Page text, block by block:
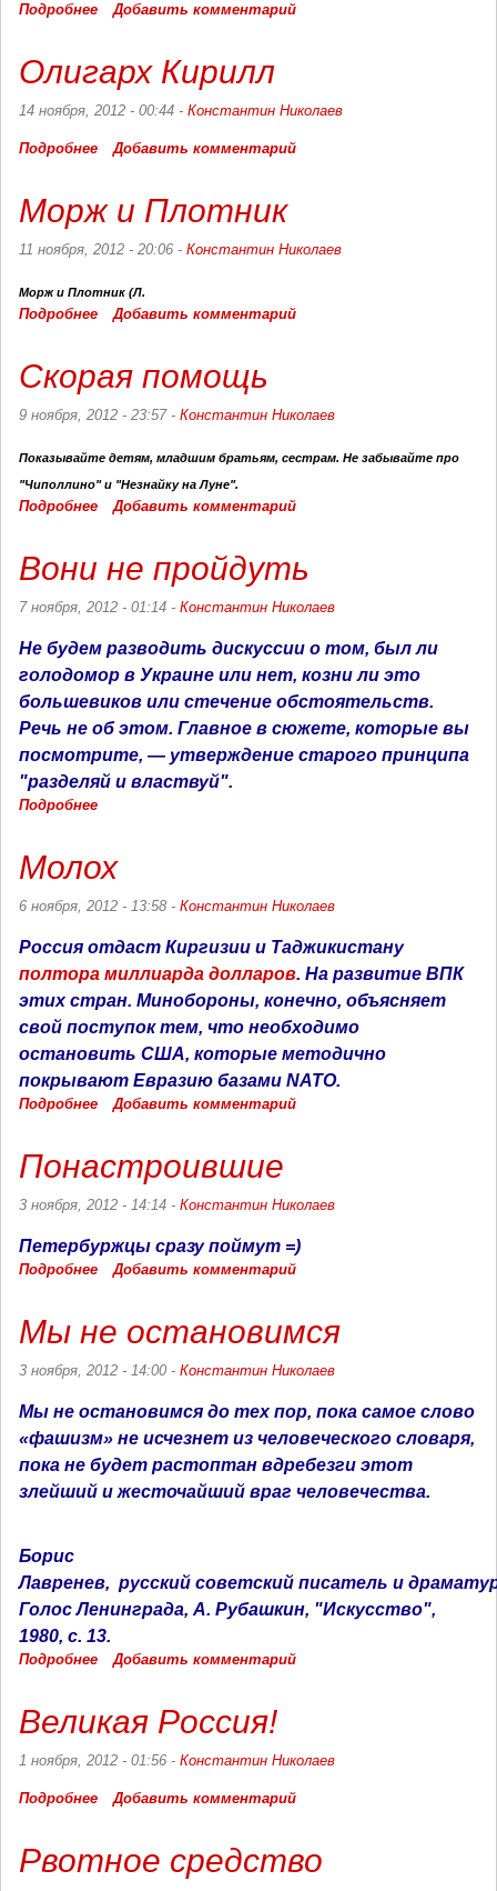
Подробнее Добавить комментарий
Олигарх Кирилл
14 ноября, 2012 - 00:44 - Константин Николаев
Подробнее Добавить комментарий
Морж и Плотник
11 ноября, 2012 - 20:06 - Константин Николаев
Морж и Плотник (Л.
Подробнее
Плотник
Добавить комментарий
Скорая помощь
9 ноября, 2012 - 23:57 - Константин Николаев
Показывайте детям, младшим братьям, сестрам. Не забывайте про
"Чиполлино" и "Незнайку на Луне".
Подробнее Добавить комментарий
Вони не пройдуть
7 ноября, 2012 - 01:14 - Константин Николаев
Не будем разводить дискуссии о том, был ли
голодомор в Украине или нет, козни ли это
большевиков или стечение обстоятельств.
Речь не об этом. Главное в сюжете, которые вы
посмотрите, — утверждение старого принципа
"разделяй и властвуй".
Подробнее
пройдуть
Молох
6 ноября, 2012 - 13:58 - Константин Николаев
Россия отдаст Киргизии и Таджикистану
полтора миллиарда долларов. На развитие ВПК
этих стран. Минобороны, конечно, объясняет
свой поступок тем, что необходимо
остановить США, которые методично
покрывают Евразию базами NATO.
Подробнее Добавить комментарий
Понастроившие
3 ноября, 2012 - 14:14 - Константин Николаев
Петербуржцы сразу поймут =)
Подробнее Добавить комментарий
Мы не остановимся
3 ноября, 2012 - 14:00 - Константин Николаев
Мы не остановимся до тех пор, пока самое слово
«фашизм» не исчезнет из человеческого словаря,
пока не будет растоптан вдребезги этот
злейший и жесточайший враг человечества.
Борис
Лавренев, русский советский писатель и
Голос Ленинграда, А. Рубашкин, "Искусство",
1980, с. 13.
Подробнее
остановимся
Добавить комментарий
Великая Россия!
1 ноября, 2012 - 01:56 - Константин Николаев
Подробнее Добавить комментарий
Рвотное средство